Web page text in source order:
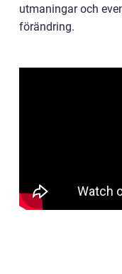
utmaningar och
förändring.